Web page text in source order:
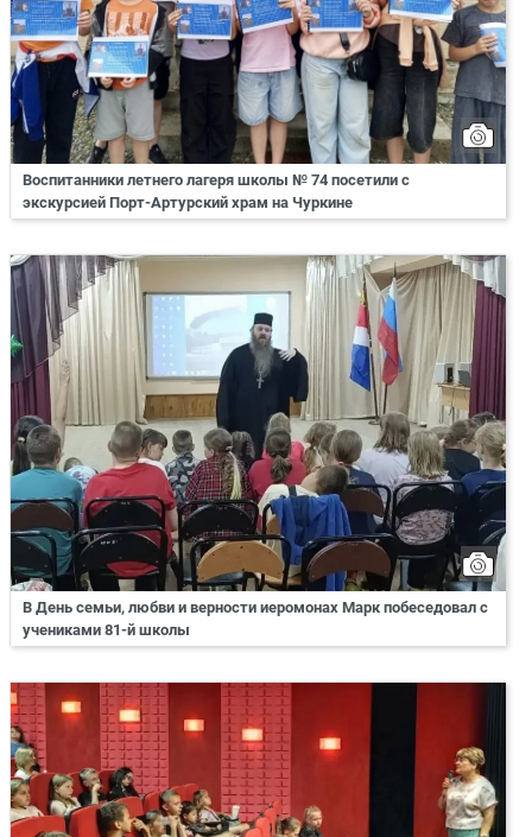
Воспитанники летнего лагеря школы № 74 посетили с
экскурсией Порт-Артурский храм на Чуркине
В День семьи, любви и верности иеромонах Марк побеседовал с
учениками 81-й школы